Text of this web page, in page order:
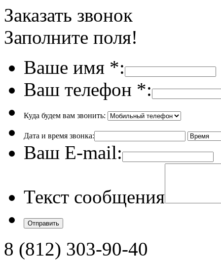
Заказать звонок
Заполните поля!
Ваше имя *:
Ваш телефон *:
Куда будем вам звонить:
Дата и время звонка:
Ваш E-mail:
Текст сообщения
8 (812) 303-90-40